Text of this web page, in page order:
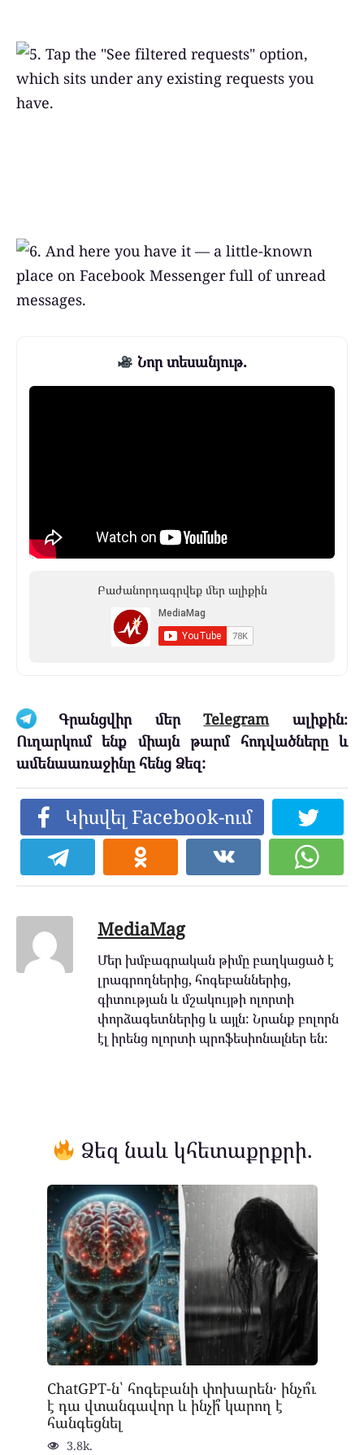
Նոր տեսանյութ.
Բաժանորդագրվեք մեր ալիքին
Գրանցվիր մերTelegramալիքին։
Ուղարկում ենք միայն թարմ հոդվածները և
ամենաառաջինը հենց Ձեզ:
Կիսվել Facebook-ում
MediaMag
Մեր խմբագրական թիմը բաղկացած է
լրագրողներից, հոգեբաններից,
գիտության և մշակույթի ոլորտի
փորձագետներից և այլն: Նրանք բոլորն
էլ իրենց ոլորտի պրոֆեսիոնալներ են:
Ձեզ նաև կհետաքրքրի.
ChatGPT-ն՝ հոգեբանի փոխարեն․ ինչո՞ւ
է դա վտանգավոր և ինչի՞ կարող է
հանգեցնել
3.8k.